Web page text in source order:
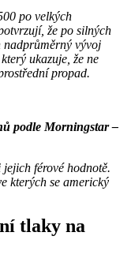
po velkých
že po silných
nadprůměrný vývoj
ukazuje, že ne
propad.
podle Morningstar –
férové hodnotě.
kterých se americký
tlaky na